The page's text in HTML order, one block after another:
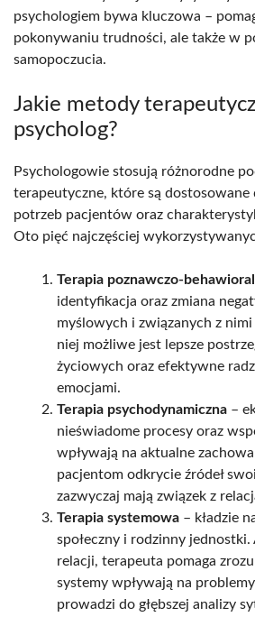
psychologiem bywa kluczowa –
pokonywaniu trudności, ale także w
samopoczucia.
Jakie metody
psycholog?
Psychologowie stosują różnorodne
terapeutyczne, które są dostosowane
potrzeb pacjentów oraz
Oto pięć najczęściej
Terapia poznawczo-
identyfikacja oraz zmiana
myślowych i związanych z
niej możliwe jest lepsze
życiowych oraz efektywne
emocjami.
Terapia psychodynamiczna –
nieświadome procesy oraz
wpływają na aktualne
pacjentom odkrycie źródeł
zazwyczaj mają związek z
Terapia systemowa – kładzie
społeczny i rodzinny
relacji, terapeuta pomaga
systemy wpływają na
prowadzi do głębszej analizy